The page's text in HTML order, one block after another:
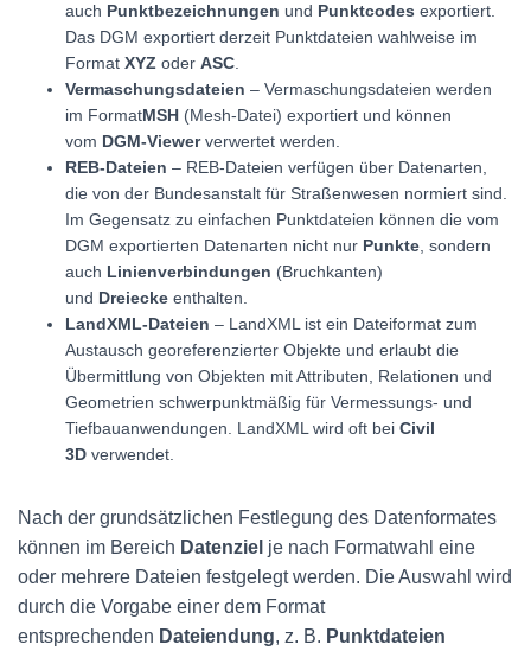
auch Punktbezeichnungen und Punktcodes exportiert.
Das DGM exportiert derzeit Punktdateien wahlweise im
Format XYZ oder ASC.
Vermaschungsdateien – Vermaschungsdateien werden
im FormatMSH (Mesh-Datei) exportiert und können
vom DGM-Viewer verwertet werden.
REB-Dateien – REB-Dateien verfügen über Datenarten,
die von der Bundesanstalt für Straßenwesen normiert sind.
Im Gegensatz zu einfachen Punktdateien können die vom
DGM exportierten Datenarten nicht nur Punkte, sondern
auch Linienverbindungen (Bruchkanten)
und Dreiecke enthalten.
LandXML-Dateien – LandXML ist ein Dateiformat zum
Austausch georeferenzierter Objekte und erlaubt die
Übermittlung von Objekten mit Attributen, Relationen und
Geometrien schwerpunktmäßig für Vermessungs- und
Tiefbauanwendungen. LandXML wird oft bei Civil
3D verwendet.
Nach der grundsätzlichen Festlegung des Datenformates
können im Bereich Datenziel je nach Formatwahl eine
oder mehrere Dateien festgelegt werden. Die Auswahl wird
durch die Vorgabe einer dem Format
entsprechenden Dateiendung, z. B. Punktdateien